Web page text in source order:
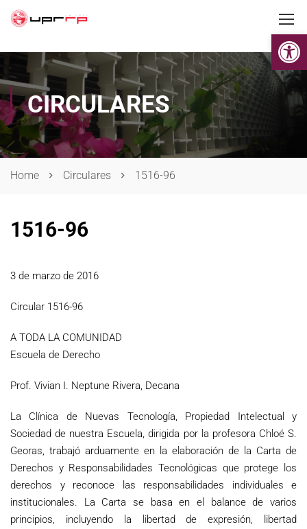
CIRCULARES
Home Circulares 1516-96
1516-96
3 de marzo de 2016
Circular 1516-96
A TODA LA COMUNIDAD
Escuela de Derecho
Prof. Vivian I. Neptune Rivera, Decana
La Clínica de Nuevas Tecnología, Propiedad Intelectual y
Sociedad de nuestra Escuela, dirigida por la profesora Chloé S.
Georas, trabajó arduamente en la elaboración de la Carta de
Derechos y Responsabilidades Tecnológicas que protege los
derechos y reconoce las responsabilidades individuales e
institucionales. La Carta se basa en el balance de varios
principios, incluyendo la libertad de expresión, libertad